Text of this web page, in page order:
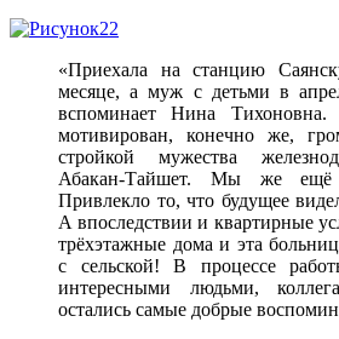
«Приехала на станцию
месяце, а муж с детьми в
вспоминает Нина
мотивирован, конечно же,
стройкой мужества
Абакан-Тайшет. Мы же
Привлекло то, что будущее
А впоследствии и квартирные
трёхэтажные дома и эта
с сельской! В процессе
интересными людьми,
остались самые добрые